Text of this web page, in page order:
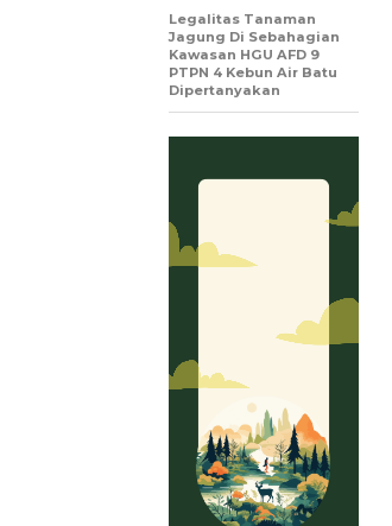
Legalitas Tanaman
Jagung Di Sebahagian
Kawasan HGU AFD 9
PTPN 4 Kebun Air Batu
Dipertanyakan